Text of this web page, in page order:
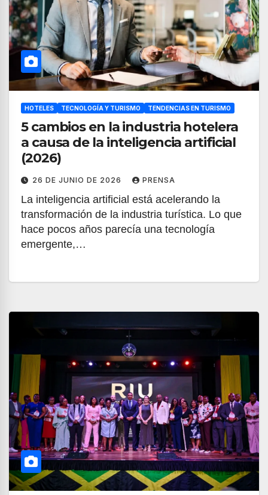
HOTELES TECNOLOGÍA Y TURISMO TENDENCIAS EN TURISMO
5 cambios en la industria hotelera
a causa de la inteligencia artificial
(2026)
26 DE JUNIO DE 2026 PRENSA
La inteligencia artificial está acelerando la
transformación de la industria turística. Lo que
hace pocos años parecía una tecnología
emergente,…